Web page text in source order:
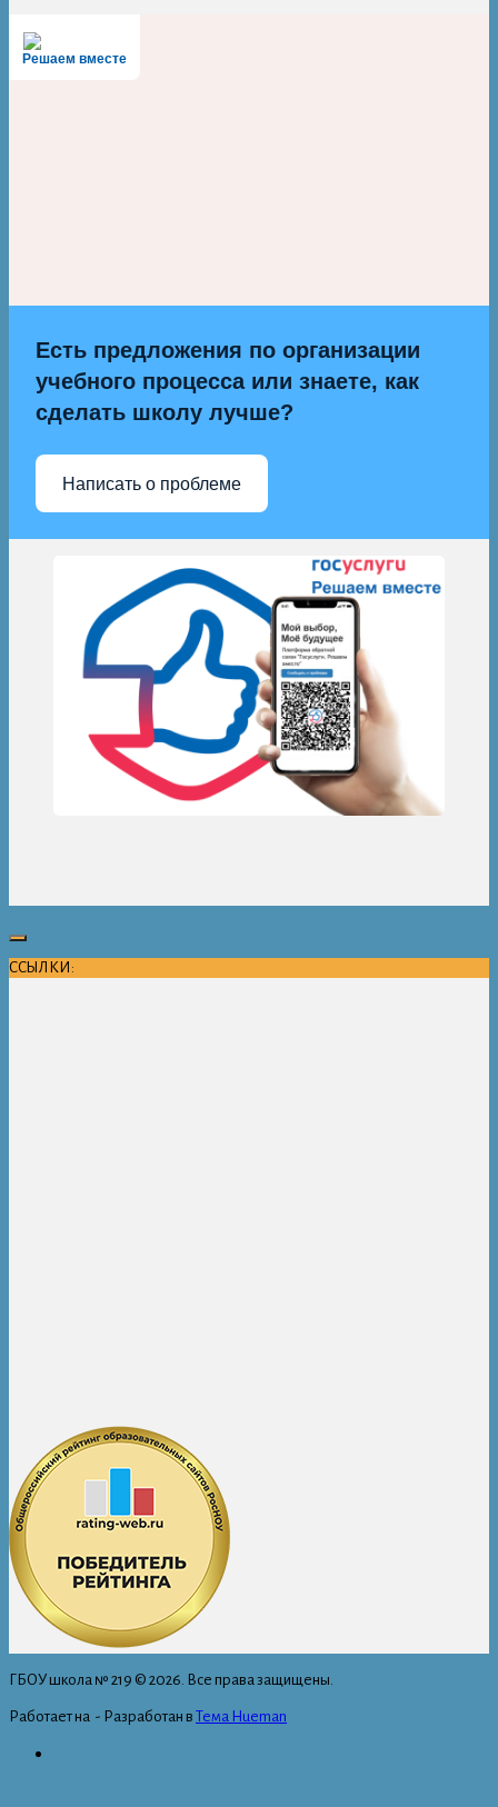
Решаем вместе
Есть предложения по организации
учебного процесса или знаете, как
сделать школу лучше?
Написать о проблеме
ССЫЛКИ:
ГБОУ школа № 219 © 2026. Все права защищены.
Работает на - Разработан в Тема Hueman